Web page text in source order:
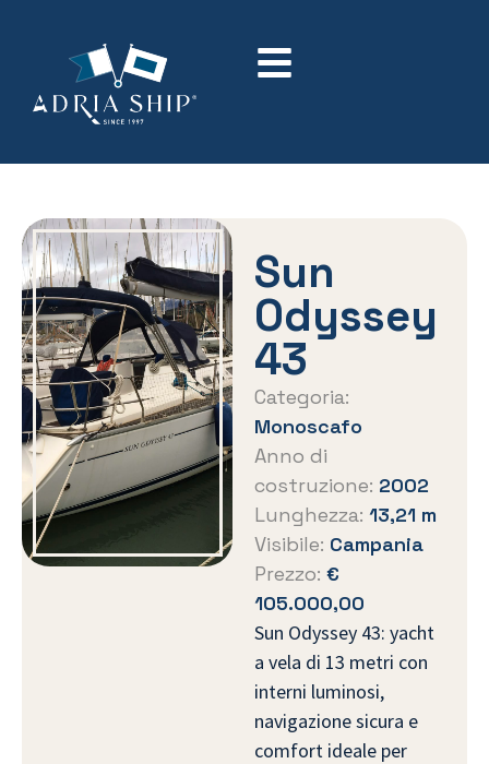
Sun
Odyssey
43
Categoria:
Monoscafo
Anno di
costruzione: 2002
Lunghezza: 13,21 m
Visibile: Campania
Prezzo: €
105.000,00
Sun Odyssey 43: yacht
a vela di 13 metri con
interni luminosi,
navigazione sicura e
comfort ideale per